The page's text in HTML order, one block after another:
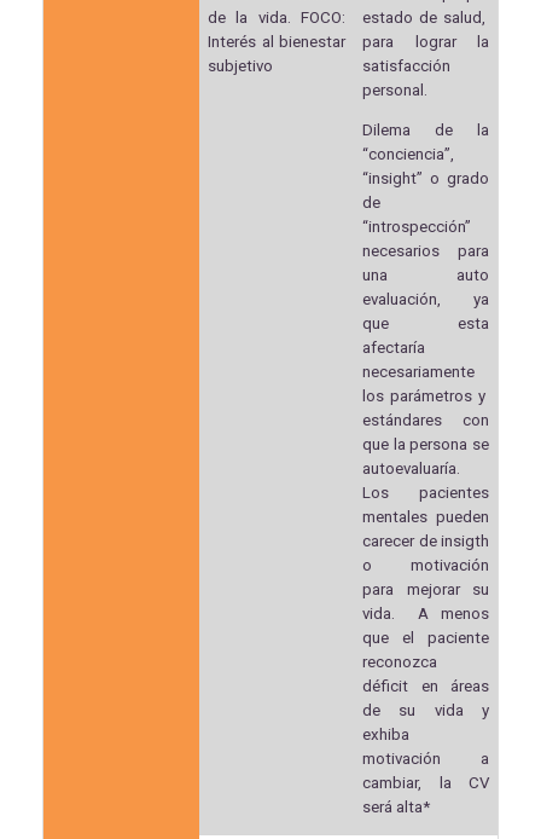
de la vida. FOCO:
Interés al bienestar
subjetivo
estado de salud,
para lograr la
satisfacción
personal.
Dilema de la
“conciencia”,
“insight” o grado
de
“introspección”
necesarios para
una auto
evaluación, ya
que esta
afectaría
necesariamente
los parámetros y
estándares con
que la persona se
autoevaluaría.
Los pacientes
mentales pueden
carecer de insigth
o motivación
para mejorar su
vida. A menos
que el paciente
reconozca
déficit en áreas
de su vida y
exhiba
motivación a
cambiar, la CV
será alta*